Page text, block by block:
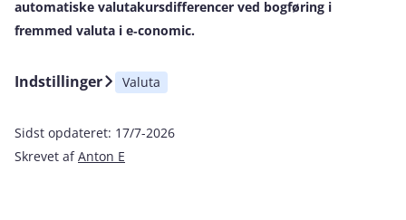
automatiske valutakursdifferencer ved bogføring i
fremmed valuta i e‑conomic.
Indstillinger Valuta
Sidst opdateret: 17/7-2026
Skrevet afAnton E